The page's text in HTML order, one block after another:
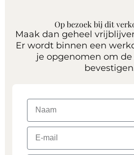
Op bezoek bij dit
Maak dan geheel
Er wordt binnen een
je opgenomen om de